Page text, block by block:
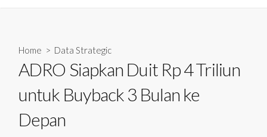
Home > Data Strategic
ADRO Siapkan Duit Rp 4 Triliun
untuk Buyback 3 Bulan ke
Depan